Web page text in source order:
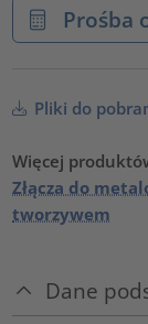
Prośba
Pliki do
Więcej
Złącza do
tworzywem
Dane